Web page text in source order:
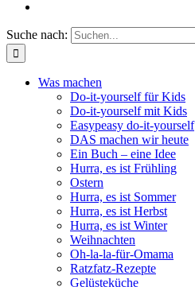
Suche nach:
Was machen
Do-it-yourself für Kids
Do-it-yourself mit Kids
Easypeasy do-it-yourself
DAS machen wir heute
Ein Buch – eine Idee
Hurra, es ist Frühling
Ostern
Hurra, es ist Sommer
Hurra, es ist Herbst
Hurra, es ist Winter
Weihnachten
Oh-la-la-für-Omama
Ratzfatz-Rezepte
Gelüsteküche